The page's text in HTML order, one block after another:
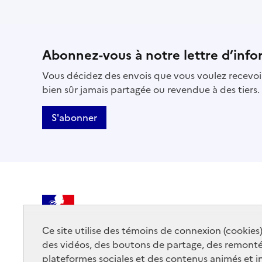
Ce site utilise des témoins de connexion
des vidéos, des boutons de partage, des
plateformes sociales et des contenus animés et
Abonnez-vous à notre lettre
Vous décidez des envois que vous voulez
bien sûr jamais partagée ou revendue à des tiers.
S'abonner
DE LA CULTURE